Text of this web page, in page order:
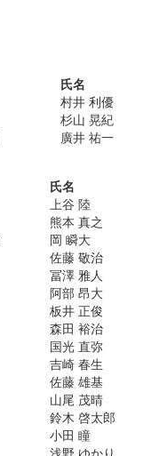
氏名
村井 利優
杉山 晃紀
廣井 祐一
氏名
上谷 陸
熊本 真之
岡 瞬大
佐藤 敬治
冨澤 雅人
阿部 昂大
板井 正俊
森田 裕治
国光 直弥
吉崎 春生
佐藤 雄基
山尾 茂晴
鈴木 啓太郎
小田 瞳